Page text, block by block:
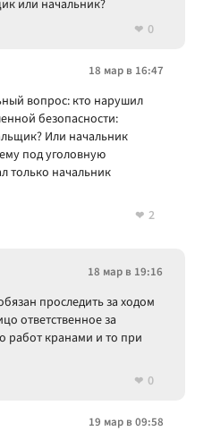
или начальник?
0
18 мар в 16:47
вопрос: кто нарушил
безопасности:
Или начальник
под уголовную
только начальник
2
18 мар в 19:16
проследить за ходом
ответственное за
работ кранами и то при
0
19 мар в 09:58